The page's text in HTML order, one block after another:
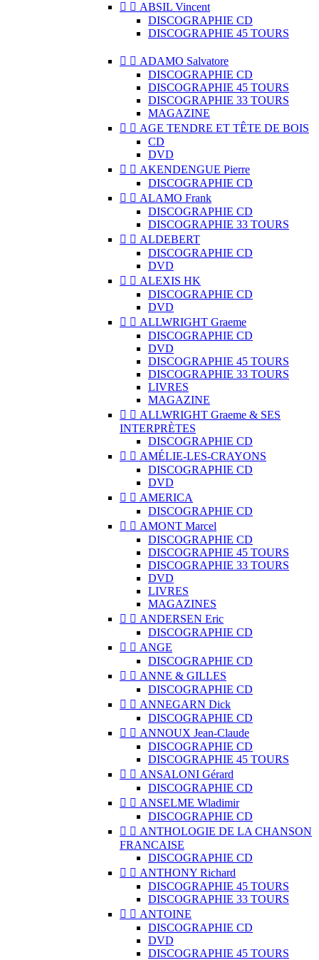
  ABSIL Vincent
DISCOGRAPHIE CD
DISCOGRAPHIE 45 TOURS
  ADAMO Salvatore
DISCOGRAPHIE CD
DISCOGRAPHIE 45 TOURS
DISCOGRAPHIE 33 TOURS
MAGAZINE
  AGE TENDRE ET TÊTE DE BOIS
CD
DVD
  AKENDENGUE Pierre
DISCOGRAPHIE CD
  ALAMO Frank
DISCOGRAPHIE CD
DISCOGRAPHIE 33 TOURS
  ALDEBERT
DISCOGRAPHIE CD
DVD
  ALEXIS HK
DISCOGRAPHIE CD
DVD
  ALLWRIGHT Graeme
DISCOGRAPHIE CD
DVD
DISCOGRAPHIE 45 TOURS
DISCOGRAPHIE 33 TOURS
LIVRES
MAGAZINE
  ALLWRIGHT Graeme & SES
INTERPRÈTES
DISCOGRAPHIE CD
  AMÉLIE-LES-CRAYONS
DISCOGRAPHIE CD
DVD
  AMERICA
DISCOGRAPHIE CD
  AMONT Marcel
DISCOGRAPHIE CD
DISCOGRAPHIE 45 TOURS
DISCOGRAPHIE 33 TOURS
DVD
LIVRES
MAGAZINES
  ANDERSEN Eric
DISCOGRAPHIE CD
  ANGE
DISCOGRAPHIE CD
  ANNE & GILLES
DISCOGRAPHIE CD
  ANNEGARN Dick
DISCOGRAPHIE CD
  ANNOUX Jean-Claude
DISCOGRAPHIE CD
DISCOGRAPHIE 45 TOURS
  ANSALONI Gérard
DISCOGRAPHIE CD
  ANSELME Wladimir
DISCOGRAPHIE CD
  ANTHOLOGIE DE LA CHANSON
FRANCAISE
DISCOGRAPHIE CD
  ANTHONY Richard
DISCOGRAPHIE 45 TOURS
DISCOGRAPHIE 33 TOURS
  ANTOINE
DISCOGRAPHIE CD
DVD
DISCOGRAPHIE 45 TOURS